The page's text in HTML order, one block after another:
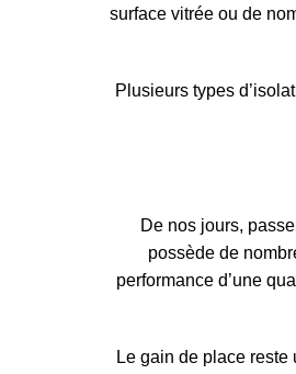
surface vitrée ou de
Plusieurs types
De nos jours,
possède de
performance d’une
Le gain de place